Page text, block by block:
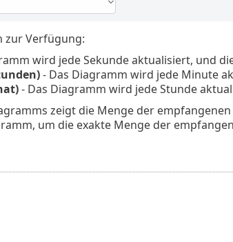
zur Verfügung:
wird jede Sekunde aktualisiert, und
- Das Diagramm wird jede Minute
- Das Diagramm wird jede Stunde
zeigt die Menge der
um die exakte Menge der